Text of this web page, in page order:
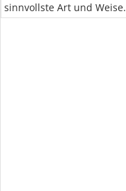
sinnvollste Art und Weise.